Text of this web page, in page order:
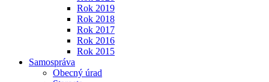
Rok 2019
Rok 2018
Rok 2017
Rok 2016
Rok 2015
Samospráva
Obecný úrad